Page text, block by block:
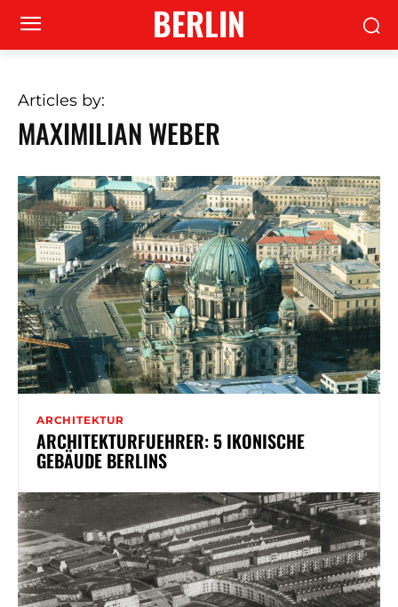
BERLIN
Articles by:
MAXIMILIAN WEBER
ARCHITEKTUR
ARCHITEKTURFUEHRER: 5 IKONISCHE
GEBÄUDE BERLINS